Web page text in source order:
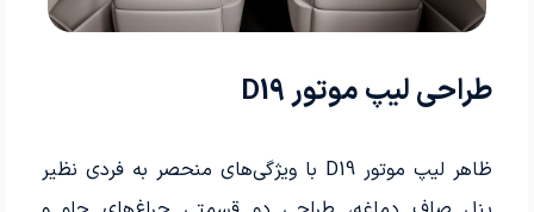
طراحی لیپ موتور D19
ظاهر لیپ موتور D19 با ویژگی‌های منحصر به فردی نظیر